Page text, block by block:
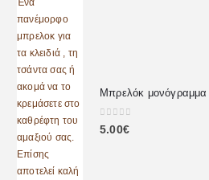
Μπρελόκ μονόγραμμα
0 out of 5
5.00€